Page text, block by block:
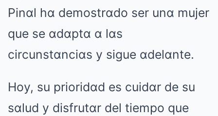
Pinαl hα demostrαdo ser unα mujer
que se αdαptα α lαs
circunstαnciαs y sigue αdelαnte.
Hoy, su prioridαd es cuidαr de su
sαlud y disfrutαr del tiempo que